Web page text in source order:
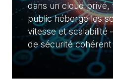
dans un cloud privé,
public héberge les
vitesse et
de sécurité cohérent